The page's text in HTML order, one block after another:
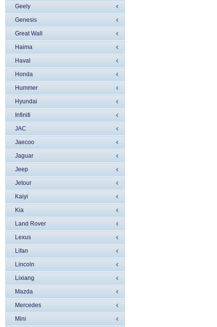
Geely
Genesis
Great Wall
Haima
Haval
Honda
Hummer
Hyundai
Infiniti
JAC
Jaecoo
Jaguar
Jeep
Jetour
Kaiyi
Kia
Land Rover
Lexus
Lifan
Lincoln
Liхiang
Mazda
Mercedes
Mini